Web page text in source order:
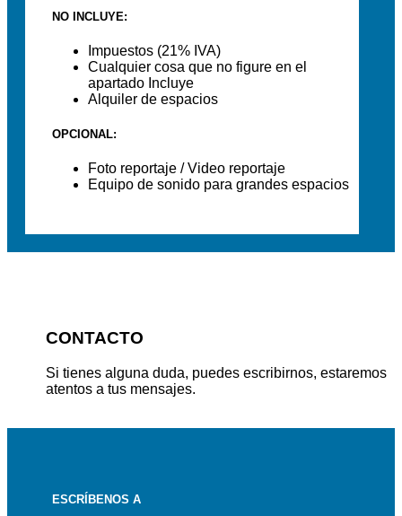
NO INCLUYE:
Impuestos (21% IVA)
Cualquier cosa que no figure en el
apartado Incluye
Alquiler de espacios
OPCIONAL:
Foto reportaje / Video reportaje
Equipo de sonido para grandes espacios
CONTACTO
Si tienes alguna duda, puedes escribirnos, estaremos
atentos a tus mensajes.
ESCRÍBENOS A